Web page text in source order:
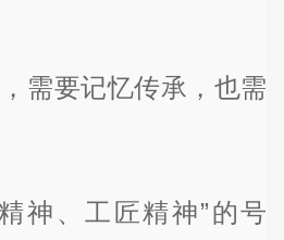
要记忆传承，也需
、工匠精神”的号